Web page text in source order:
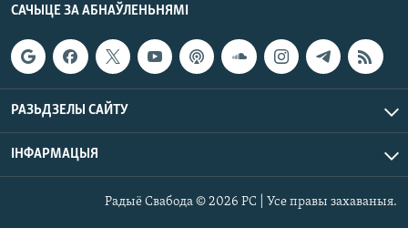
САЧЫЦЕ ЗА АБНАЎЛЕНЬНЯМІ
РАЗЬДЗЕЛЫ САЙТУ
ІНФАРМАЦЫЯ
Радыё Свабода © 2026 РС | Усе правы захаваныя.